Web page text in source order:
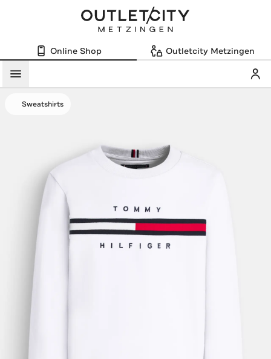
Online Shop Outletcity Metzingen
Menü
Sweatshirts